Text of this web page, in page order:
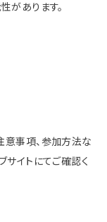
があります。
意事項、参加方法な
サイトにてご確認く